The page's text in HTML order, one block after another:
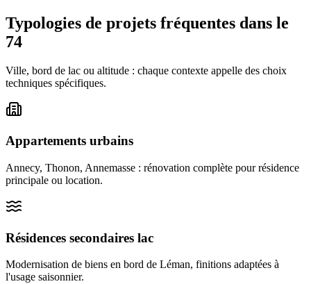
Typologies de projets fréquentes dans le
74
Ville, bord de lac ou altitude : chaque contexte appelle des choix
techniques spécifiques.
Appartements urbains
Annecy, Thonon, Annemasse : rénovation complète pour résidence
principale ou location.
Résidences secondaires lac
Modernisation de biens en bord de Léman, finitions adaptées à
l'usage saisonnier.